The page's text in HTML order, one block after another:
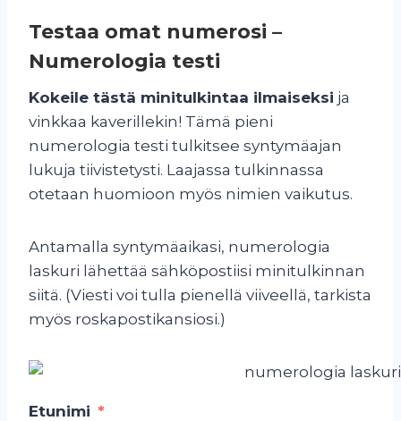
Testaa omat numerosi –
Numerologia testi
Kokeile tästä minitulkintaa ilmaiseksi ja
vinkkaa kaverillekin! Tämä pieni
numerologia testi tulkitsee syntymäajan
lukuja tiivistetysti. Laajassa tulkinnassa
otetaan huomioon myös nimien vaikutus.
Antamalla syntymäaikasi, numerologia
laskuri lähettää sähköpostiisi minitulkinnan
siitä. (Viesti voi tulla pienellä viiveellä, tarkista
myös roskapostikansiosi.)
Etunimi